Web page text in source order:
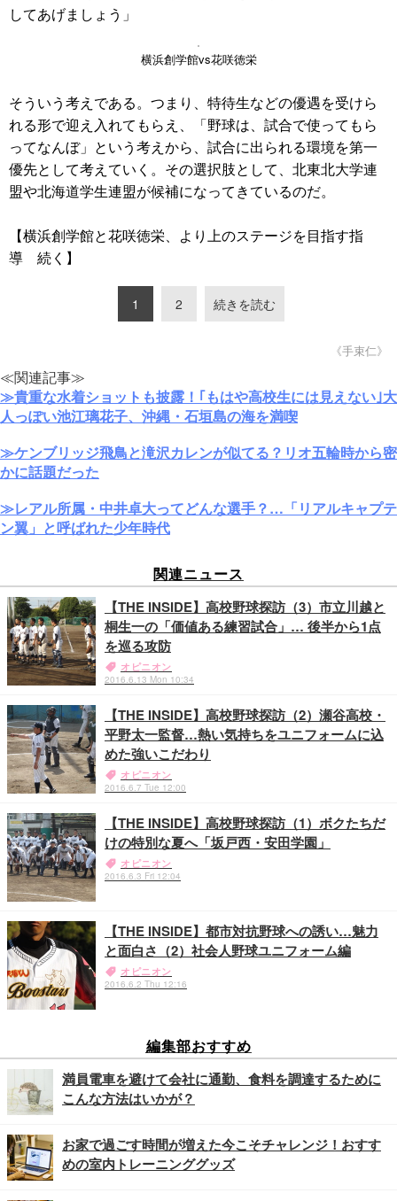
してあげましょう」
横浜創学館vs花咲徳栄
そういう考えである。つまり、特待生などの優遇を受けら
れる形で迎え入れてもらえ、「野球は、試合で使ってもら
ってなんぼ」という考えから、試合に出られる環境を第一
優先として考えていく。その選択肢として、北東北大学連
盟や北海道学生連盟が候補になってきているのだ。
【横浜創学館と花咲徳栄、より上のステージを目指す指
導 続く】
1 2 続きを読む
《手束仁》
≪関連記事≫
≫貴重な水着ショットも披露！｢もはや高校生には見えない｣大
人っぽい池江璃花子、沖縄・石垣島の海を満喫
≫ケンブリッジ飛鳥と滝沢カレンが似てる？リオ五輪時から密
かに話題だった
≫レアル所属・中井卓大ってどんな選手？…「リアルキャプテ
ン翼」と呼ばれた少年時代
関連ニュース
【THE INSIDE】高校野球探訪（3）市立川越と
桐生一の「価値ある練習試合」… 後半から1点
を巡る攻防
オピニオン
2016.6.13 Mon 10:34
【THE INSIDE】高校野球探訪（2）瀬谷高校・
平野太一監督…熱い気持ちをユニフォームに込
めた強いこだわり
オピニオン
2016.6.7 Tue 12:00
【THE INSIDE】高校野球探訪（1）ボクたちだ
けの特別な夏へ「坂戸西・安田学園」
オピニオン
2016.6.3 Fri 12:04
【THE INSIDE】都市対抗野球への誘い…魅力
と面白さ（2）社会人野球ユニフォーム編
オピニオン
2016.6.2 Thu 12:16
編集部おすすめ
満員電車を避けて会社に通勤、食料を調達するために
こんな方法はいかが？
お家で過ごす時間が増えた今こそチャレンジ！おすす
めの室内トレーニンググッズ